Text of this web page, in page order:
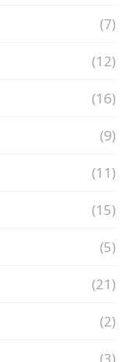
(7)
(12)
(16)
(9)
(11)
(15)
(5)
(21)
(2)